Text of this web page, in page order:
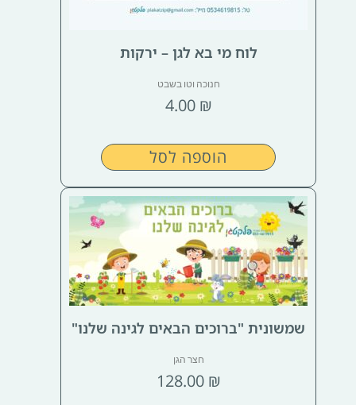
לוח מי בא לגן – ירקות
חנוכה וטו בשבט
4.00 ₪
הוספה לסל
שמשונית "ברוכים הבאים לגינה שלנו"
חצר הגן
128.00 ₪